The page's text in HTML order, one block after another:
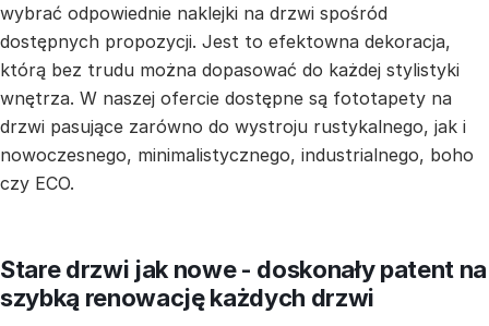
wybrać odpowiednie naklejki na drzwi spośród
dostępnych propozycji. Jest to efektowna dekoracja,
którą bez trudu można dopasować do każdej stylistyki
wnętrza. W naszej ofercie dostępne są fototapety na
drzwi pasujące zarówno do wystroju rustykalnego, jak i
nowoczesnego, minimalistycznego, industrialnego, boho
czy ECO.
Stare drzwi jak nowe - doskonały patent na
szybką renowację każdych drzwi